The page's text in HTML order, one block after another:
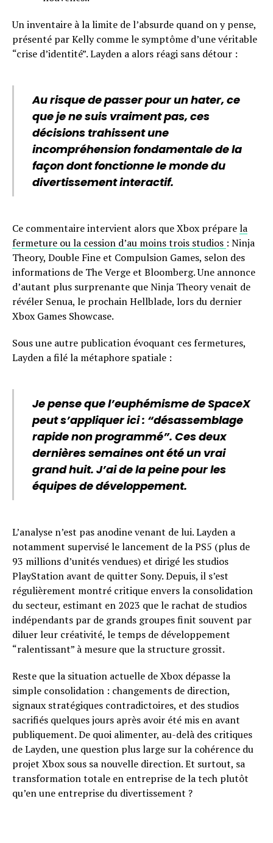
Un inventaire à la limite de l’absurde quand on y pense,
présenté par Kelly comme le symptôme d’une véritable
“crise d’identité”. Layden a alors réagi sans détour :
Au risque de passer pour un hater, ce
que je ne suis vraiment pas, ces
décisions trahissent une
incompréhension fondamentale de la
façon dont fonctionne le monde du
divertissement interactif.
Ce commentaire intervient alors que Xbox préparela
fermeture ou la cession d’au moins trois studios : Ninja
Theory, Double Fine et Compulsion Games, selon des
informations de The Verge et Bloomberg. Une annonce
d’autant plus surprenante que Ninja Theory venait de
révéler Senua, le prochain Hellblade, lors du dernier
Xbox Games Showcase.
Sous une autre publication évoquant ces fermetures,
Layden a filé la métaphore spatiale :
Je pense que l’euphémisme de SpaceX
peut s’appliquer ici : “désassemblage
rapide non programmé”. Ces deux
dernières semaines ont été un vrai
grand huit. J’ai de la peine pour les
équipes de développement.
L’analyse n’est pas anodine venant de lui. Layden a
notamment supervisé le lancement de la PS5 (plus de
93 millions d’unités vendues) et dirigé les studios
PlayStation avant de quitter Sony. Depuis, il s’est
régulièrement montré critique envers la consolidation
du secteur, estimant en 2023 que le rachat de studios
indépendants par de grands groupes finit souvent par
diluer leur créativité, le temps de développement
“ralentissant” à mesure que la structure grossit.
Reste que la situation actuelle de Xbox dépasse la
simple consolidation : changements de direction,
signaux stratégiques contradictoires, et des studios
sacrifiés quelques jours après avoir été mis en avant
publiquement. De quoi alimenter, au-delà des critiques
de Layden, une question plus large sur la cohérence du
projet Xbox sous sa nouvelle direction. Et surtout, sa
transformation totale en entreprise de la tech plutôt
qu’en une entreprise du divertissement ?